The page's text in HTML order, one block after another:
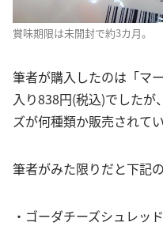
賞味期限は未開封で約3カ月。
筆者が購入したのは「マ
入り838円(税込)でした
ズが何種類か販売されて
筆者がみた限りだと下記
・ゴーダチーズシ